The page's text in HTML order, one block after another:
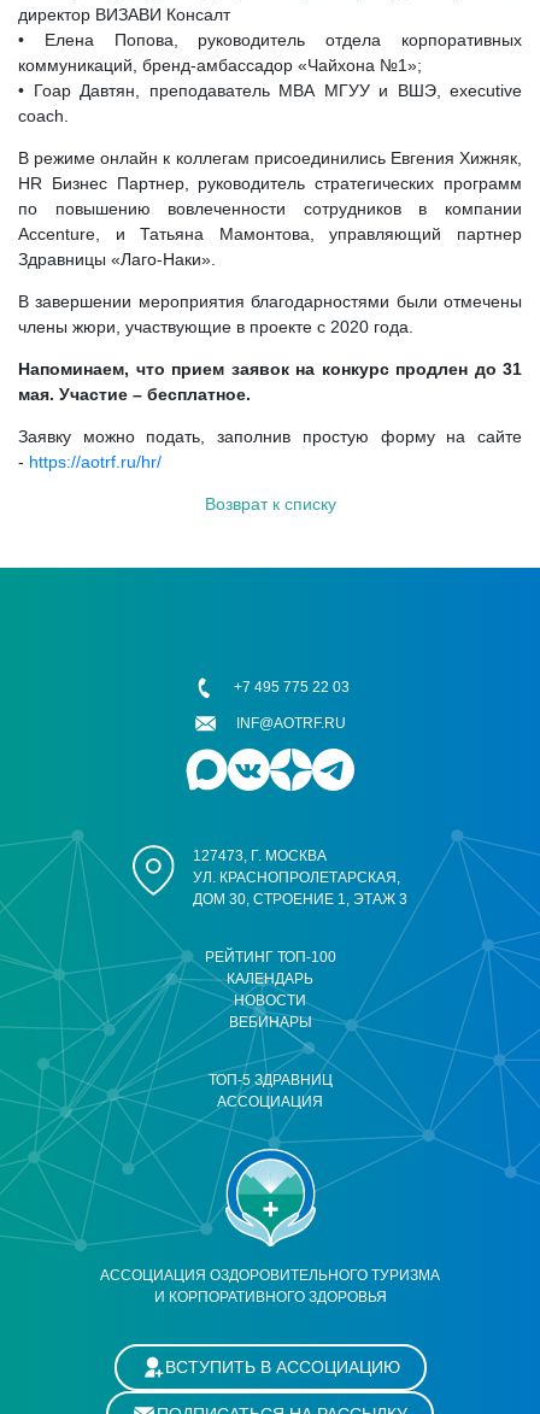
директор ВИЗАВИ Консалт
• Елена Попова, руководитель отдела корпоративных
коммуникаций, бренд-амбассадор «Чайхона №1»;
• Гоар Давтян, преподаватель МВА МГУУ и ВШЭ, executive
coach.
В режиме онлайн к коллегам присоединились Евгения Хижняк,
HR Бизнес Партнер, руководитель стратегических программ
по повышению вовлеченности сотрудников в компании
Accenture, и Татьяна Мамонтова, управляющий партнер
Здравницы «Лаго-Наки».
В завершении мероприятия благодарностями были отмечены
члены жюри, участвующие в проекте с 2020 года.
Напоминаем, что прием заявок на конкурс продлен до 31
мая. Участие – бесплатное.
Заявку можно подать, заполнив простую форму на сайте
- https://aotrf.ru/hr/
Возврат к списку
АССОЦИАЦИЯ ОЗДОРОВИТЕЛЬНОГО ТУРИЗМА
И КОРПОРАТИВНОГО ЗДОРОВЬЯ
РЕЙТИНГ ТОП-100
КАЛЕНДАРЬ
НОВОСТИ
ВЕБИНАРЫ
ТОП-5 ЗДРАВНИЦ
АССОЦИАЦИЯ
127473, Г. МОСКВА
УЛ. КРАСНОПРОЛЕТАРСКАЯ,
ДОМ 30, СТРОЕНИЕ 1, ЭТАЖ 3
+7 495 775 22 03
INF@AOTRF.RU
ВСТУПИТЬ В АССОЦИАЦИЮ